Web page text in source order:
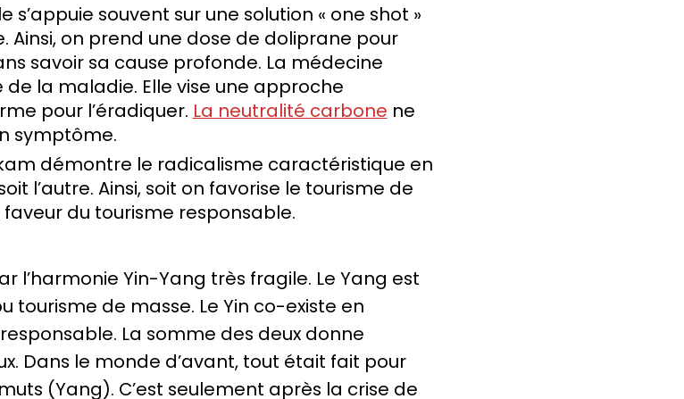
souvent sur une solution « one shot »
Ainsi, on prend une dose de doliprane pour
savoir sa cause profonde. La médecine
la maladie. Elle vise une approche
pour l’éradiquer. La neutralité carbone ne
symptôme.
démontre le radicalisme caractéristique en
l’autre. Ainsi, soit on favorise le tourisme de
du tourisme responsable.
l’harmonie Yin-Yang très fragile. Le Yang est
tourisme de masse. Le Yin co-existe en
La somme des deux donne
Dans le monde d’avant, tout était fait pour
(Yang). C’est seulement après la crise de